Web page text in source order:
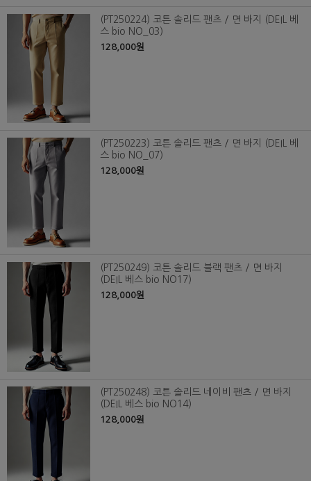
(PT250224) 코튼 솔리드 팬츠 / 면 바지 (DEIL 베
스 bio NO_03)
128,000원
(PT250223) 코튼 솔리드 팬츠 / 면 바지 (DEIL 베
스 bio NO_07)
128,000원
(PT250249) 코튼 솔리드 블랙 팬츠 / 면 바지
(DEIL 베스 bio NO17)
128,000원
(PT250248) 코튼 솔리드 네이비 팬츠 / 면 바지
(DEIL 베스 bio NO14)
128,000원